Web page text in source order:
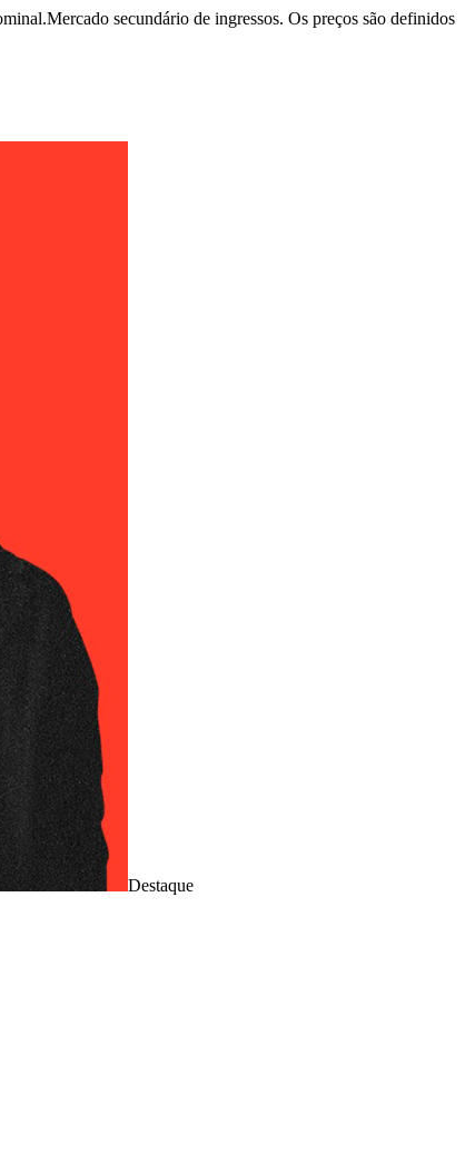
Mercado secundário de ingressos. Os preços são definidos
Destaque